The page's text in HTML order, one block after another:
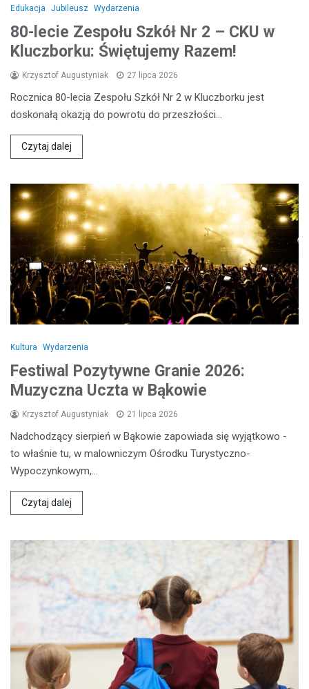
Edukacja Jubileusz Wydarzenia
80-lecie Zespołu Szkół Nr 2 – CKU w
Kluczborku: Świętujemy Razem!
Krzysztof Augustyniak 27 lipca 2026
Rocznica 80-lecia Zespołu Szkół Nr 2 w Kluczborku jest
doskonałą okazją do powrotu do przeszłości…
Czytaj dalej
Kultura Wydarzenia
Festiwal Pozytywne Granie 2026:
Muzyczna Uczta w Bąkowie
Krzysztof Augustyniak 21 lipca 2026
Nadchodzący sierpień w Bąkowie zapowiada się wyjątkowo -
to właśnie tu, w malowniczym Ośrodku Turystyczno-
Wypoczynkowym,…
Czytaj dalej